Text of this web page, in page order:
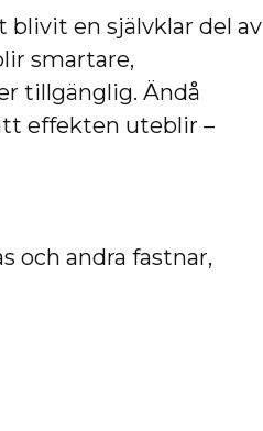
blivit en självklar del av
smartare,
tillgänglig. Ändå
effekten uteblir –
och andra fastnar,